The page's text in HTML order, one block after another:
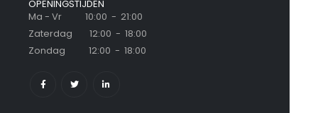
OPENINGSTIJDEN
Ma - Vr 10:00 - 21:00
Zaterdag 12:00 - 18:00
Zondag 12:00 - 18:00